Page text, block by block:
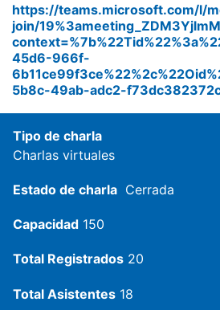
https://teams.microsoft.com/l/
join/
45d6-966f-
5b8c-49ab-adc2-
Tipo de charla
Charlas virtuales
Estado de charla Cerrada
Capacidad 150
Total Registrados 20
Total Asistentes 18